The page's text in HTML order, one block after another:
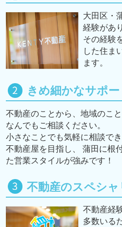
大田区・
経験があ
その経験
した住ま
ます。
きめ細かなサポ
不動産のことから、地域のこと
なんでもご相談ください。
小さなことでも気軽に相談で
不動産屋を目指し、 蒲田に根
た営業スタイルが強みです！
不動産のスペシ
不動産経
多数いる